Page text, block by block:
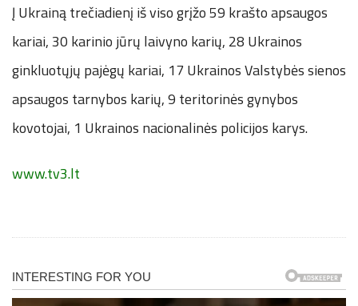
Į Ukrainą trečiadienį iš viso grįžo 59 krašto apsaugos
kariai, 30 karinio jūrų laivyno karių, 28 Ukrainos
ginkluotųjų pajėgų kariai, 17 Ukrainos Valstybės sienos
apsaugos tarnybos karių, 9 teritorinės gynybos
kovotojai, 1 Ukrainos nacionalinės policijos karys.
www.tv3.lt